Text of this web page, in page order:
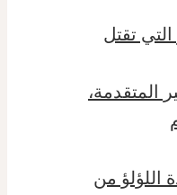
تقتل
المتقدمة،
اللؤلؤ من